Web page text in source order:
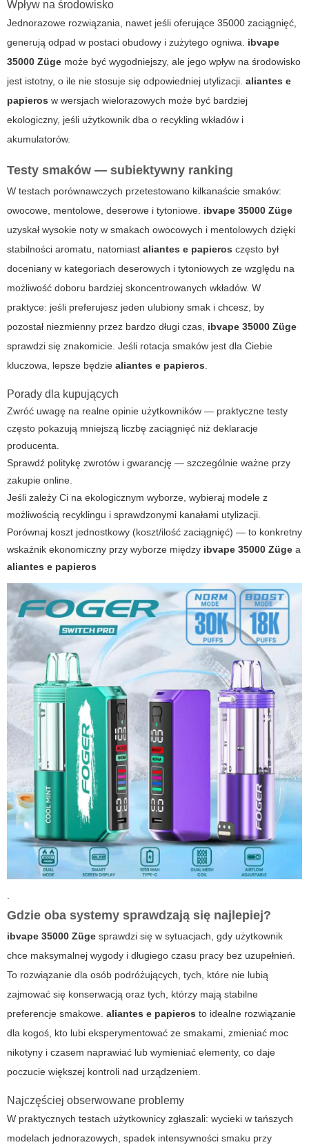
Wpływ na środowisko
Jednorazowe rozwiązania, nawet jeśli oferujące 35000 zaciągnięć,
generują odpad w postaci obudowy i zużytego ogniwa. ibvape
35000 Züge może być wygodniejszy, ale jego wpływ na środowisko
jest istotny, o ile nie stosuje się odpowiedniej utylizacji. aliantes e
papieros w wersjach wielorazowych może być bardziej
ekologiczny, jeśli użytkownik dba o recykling wkładów i
akumulatorów.
Testy smaków — subiektywny ranking
W testach porównawczych przetestowano kilkanaście smaków:
owocowe, mentolowe, deserowe i tytoniowe. ibvape 35000 Züge
uzyskał wysokie noty w smakach owocowych i mentolowych dzięki
stabilności aromatu, natomiast aliantes e papieros często był
doceniany w kategoriach deserowych i tytoniowych ze względu na
możliwość doboru bardziej skoncentrowanych wkładów. W
praktyce: jeśli preferujesz jeden ulubiony smak i chcesz, by
pozostał niezmienny przez bardzo długi czas, ibvape 35000 Züge
sprawdzi się znakomicie. Jeśli rotacja smaków jest dla Ciebie
kluczowa, lepsze będzie aliantes e papieros.
Porady dla kupujących
Zwróć uwagę na realne opinie użytkowników — praktyczne testy
często pokazują mniejszą liczbę zaciągnięć niż deklaracje
producenta.
Sprawdź politykę zwrotów i gwarancję — szczególnie ważne przy
zakupie online.
Jeśli zależy Ci na ekologicznym wyborze, wybieraj modele z
możliwością recyklingu i sprawdzonymi kanałami utylizacji.
Porównaj koszt jednostkowy (koszt/ilość zaciągnięć) — to konkretny
wskaźnik ekonomiczny przy wyborze między ibvape 35000 Züge a
aliantes e papieros
.
Gdzie oba systemy sprawdzają się najlepiej?
ibvape 35000 Züge sprawdzi się w sytuacjach, gdy użytkownik
chce maksymalnej wygody i długiego czasu pracy bez uzupełnień.
To rozwiązanie dla osób podróżujących, tych, które nie lubią
zajmować się konserwacją oraz tych, którzy mają stabilne
preferencje smakowe. aliantes e papieros to idealne rozwiązanie
dla kogoś, kto lubi eksperymentować ze smakami, zmieniać moc
nikotyny i czasem naprawiać lub wymieniać elementy, co daje
poczucie większej kontroli nad urządzeniem.
Najczęściej obserwowane problemy
W praktycznych testach użytkownicy zgłaszali: wycieki w tańszych
modelach jednorazowych, spadek intensywności smaku przy